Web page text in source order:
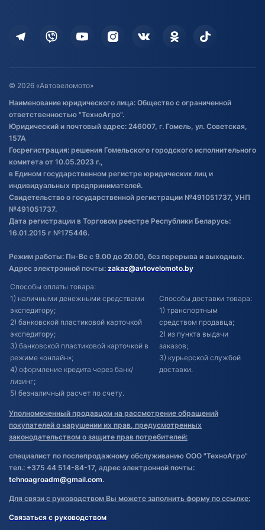
Дополнительные услуги
Оставить отзыв
Договор публичной оферты
Обработка файлов cookie
Постановка транспорта на учет
Обновления в ЭПТС 2024
© 2026 «Автовеломото»
Наименование юридического лица: Общество с ограниченной
ответственностью "ТехноАгро".
Юридический и почтовый адрес: 246007, г. Гомель, ул. Советская,
157А
Госрегистрация: решения Гомельского городского исполнительного
комитета от 10.05.2023 г.,
в Едином государственном регистре юридических лиц и
индивидуальных предпринимателей.
Свидетельство о государственной регистрации №491051737, УНП
№491051737.
Дата регистрации в Торговом реестре Республики Беларусь:
16.01.2015 г №175446.
Режим работы: Пн-Вс с 9.00 до 20.00, без перерыва и выходных.
Адрес электронной почты: zakaz@avtovelomoto.by
Способы оплаты товара:
1) наличными денежными средствами
экспедитору;
2) банковской пластиковой карточкой
экспедитору;
3) банковской пластиковой карточкой в
режиме «онлайн»;
4) оформление кредита через банк/
лизинг;
5) безналичный расчет по счету.
Способы доставки товара:
1) транспортным
средством продавца;
2) из пункта выдачи
заказов;
3) курьерской службой
доставки.
Уполномоченный продавцом на рассмотрение обращений
покупателей о нарушении их прав, предусмотренных
законодательством о защите прав потребителей:
специалист по послепродажному обслуживанию ООО "ТехноАгро"
тел.: +375 44 514-84-17, адрес электронной почты:
tehnoagroadm@gmail.com.
Для связи с руководством Вы можете заполнить форму по ссылке:
Связаться с руководством